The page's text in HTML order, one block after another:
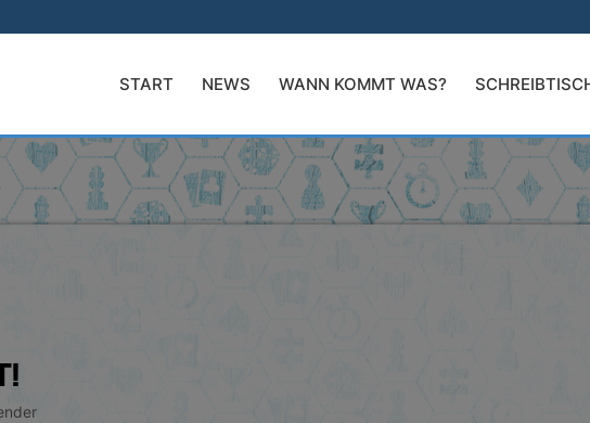
START NEWS WANN KOMMT WAS?